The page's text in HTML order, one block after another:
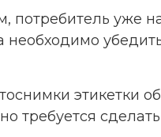
потребитель уже
необходимо
этикетки
требуется